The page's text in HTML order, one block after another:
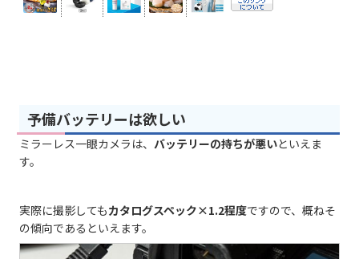
予備バッテリーは欲しい
ミラーレス一眼カメラは、 バッテリーの持ちが悪いといえま
す。
実際に撮影してもカタログスペック×1.2程度ですので、概ねそ
の傾向であるといえます。